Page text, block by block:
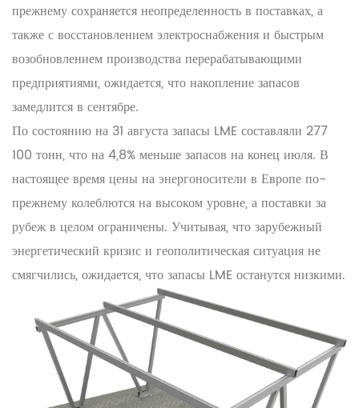
прежнему сохраняется неопределенность в поставках, а
также с восстановлением электроснабжения и быстрым
возобновлением производства перерабатывающими
предприятиями, ожидается, что накопление запасов
замедлится в сентябре.
По состоянию на 31 августа запасы LME составляли 277
100 тонн, что на 4,8% меньше запасов на конец июля. В
настоящее время цены на энергоносители в Европе по-
прежнему колеблются на высоком уровне, а поставки за
рубеж в целом ограничены. Учитывая, что зарубежный
энергетический кризис и геополитическая ситуация не
смягчились, ожидается, что запасы LME останутся низкими.